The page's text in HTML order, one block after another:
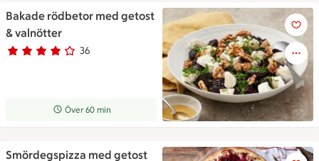
Bakade rödbetor med getost
& valnötter
Betyg 3.8 av 5. 36
36 personer har röstat
Receptet tar Över 60 min att tillaga
Över 60 min
Bakade rödbetor ligger
Smördegspizza med getost
Smördegspizza med getost